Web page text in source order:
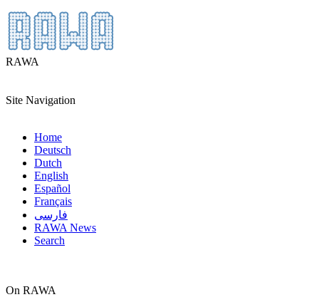
RAWA
Site Navigation
Home
Deutsch
Dutch
English
Español
Français
فارسی
RAWA News
Search
On RAWA